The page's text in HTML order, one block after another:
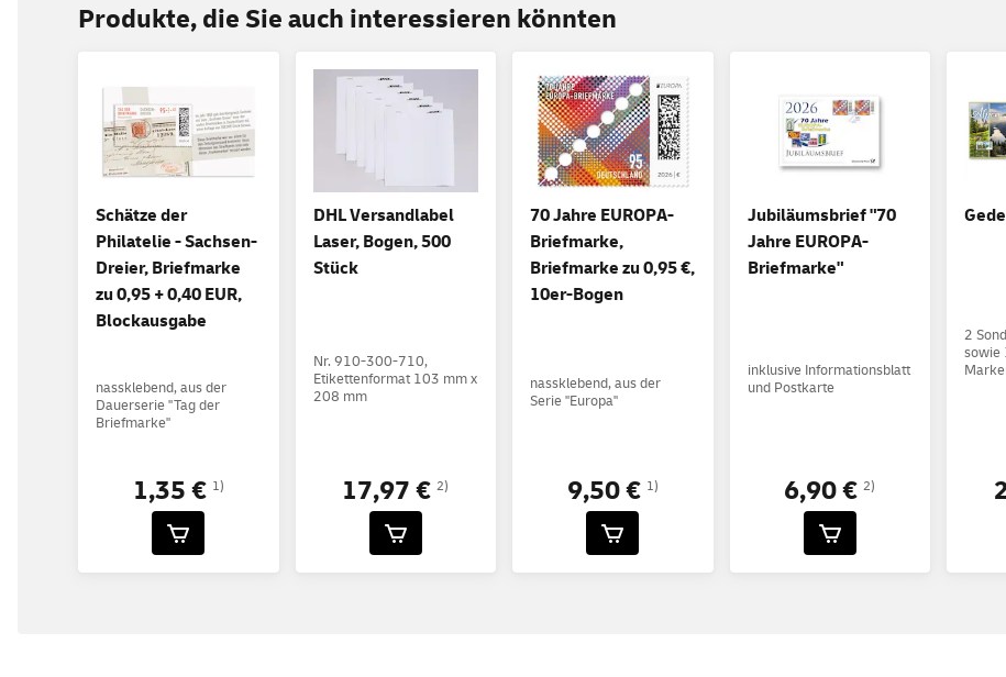
Produkte, die Sie auch interessieren könnten
Schätze der
Philatelie - Sachsen-
Dreier, Briefmarke
zu 0,95 + 0,40 EUR,
Blockausgabe
nassklebend, aus der
Dauerserie "Tag der
Briefmarke"
1,35 € 1)
DHL Versandlabel
Laser, Bogen, 500
Stück
Nr. 910-300-710,
Etikettenformat 103 mm x
208 mm
17,97 €2)
70 Jahre EUROPA-
Briefmarke,
Briefmarke zu 0,95 €,
10er-Bogen
nassklebend, aus der
Serie "Europa"
9,50 € 1)
Jubiläumsbrief "70
Jahre EUROPA-
Briefmarke"
inklusive Informationsblatt
und Postkarte
6,90 €2)
2
sowie